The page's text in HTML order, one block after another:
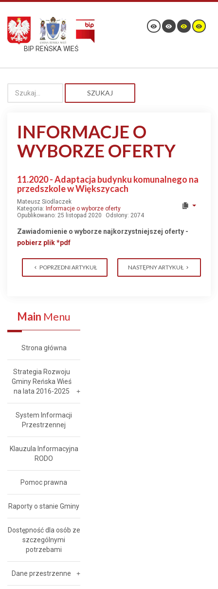
BIP REŃSKA WIEŚ
SZUKAJ
INFORMACJE O
WYBORZE OFERTY
11.2020 - Adaptacja budynku komunalnego na
przedszkole w Większycach
Mateusz Siodlaczek
Kategoria: Informacje o wyborze oferty
Opublikowano: 25 listopad 2020
Odsłony: 2074
Zawiadomienie o wyborze najkorzystniejszej oferty -
pobierz plik *pdf
POPRZEDNI ARTYKUŁ NASTĘPNY ARTYKUŁ
Main Menu
Strona główna
Strategia Rozwoju
Gminy Reńska Wieś
na lata 2016-2025
System Informacji
Przestrzennej
Klauzula Informacyjna
RODO
Pomoc prawna
Raporty o stanie Gminy
Dostępność dla osób ze
szczególnymi
potrzebami
Dane przestrzenne